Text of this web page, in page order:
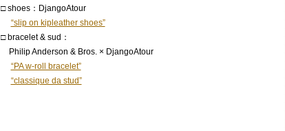
□ shoes：DjangoAtour
“slip on kipleather shoes”
□ bracelet & sud：
Philip Anderson & Bros. × DjangoAtour
“PA w-roll bracelet”
“classique da stud”